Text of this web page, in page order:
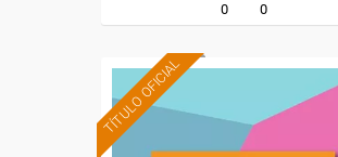
0 0
TÍTULO OFICIAL